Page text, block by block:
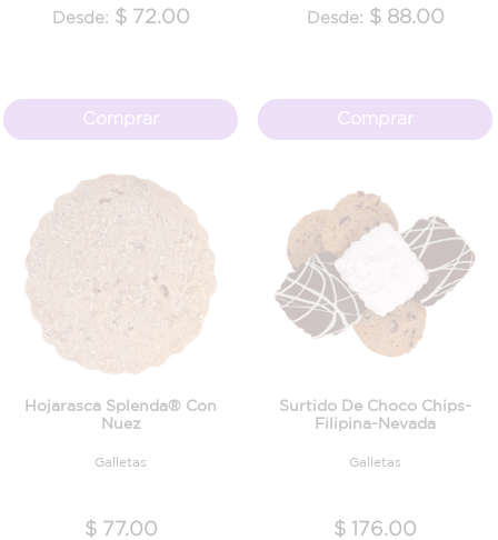
Desde: $ 72.00
Comprar
Desde: $ 88.00
Comprar
Hojarasca Splenda® Con
Nuez
Galletas
$ 77.00
Surtido De Choco Chips-
Filipina-Nevada
Galletas
$ 176.00